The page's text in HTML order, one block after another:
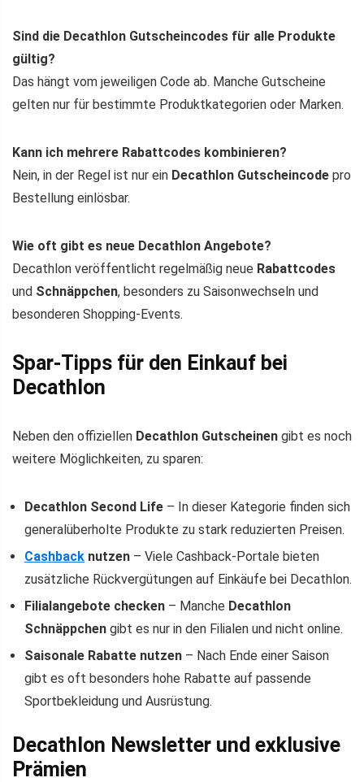
Sind die Decathlon Gutscheincodes für alle Produkte
gültig?
Das hängt vom jeweiligen Code ab. Manche Gutscheine
gelten nur für bestimmte Produktkategorien oder Marken.
Kann ich mehrere Rabattcodes kombinieren?
Nein, in der Regel ist nur ein Decathlon Gutscheincode pro
Bestellung einlösbar.
Wie oft gibt es neue Decathlon Angebote?
Decathlon veröffentlicht regelmäßig neue Rabattcodes
und Schnäppchen, besonders zu Saisonwechseln und
besonderen Shopping-Events.
Spar-Tipps für den Einkauf bei
Decathlon
Neben den offiziellen Decathlon Gutscheinen gibt es noch
weitere Möglichkeiten, zu sparen:
Decathlon Second Life – In dieser Kategorie finden sich
generalüberholte Produkte zu stark reduzierten Preisen.
Cashback nutzen – Viele Cashback-Portale bieten
zusätzliche Rückvergütungen auf Einkäufe bei Decathlon.
Filialangebote checken – Manche Decathlon
Schnäppchen gibt es nur in den Filialen und nicht online.
Saisonale Rabatte nutzen – Nach Ende einer Saison
gibt es oft besonders hohe Rabatte auf passende
Sportbekleidung und Ausrüstung.
Decathlon Newsletter und exklusive
Prämien